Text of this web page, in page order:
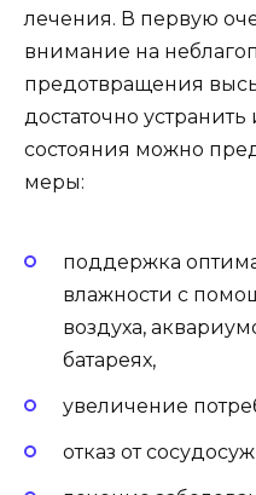
лечения. В первую
внимание на
предотвращения
достаточно
состояния можно
меры:
поддержка
влажности с
воздуха,
батареях,
увеличение
отказ от